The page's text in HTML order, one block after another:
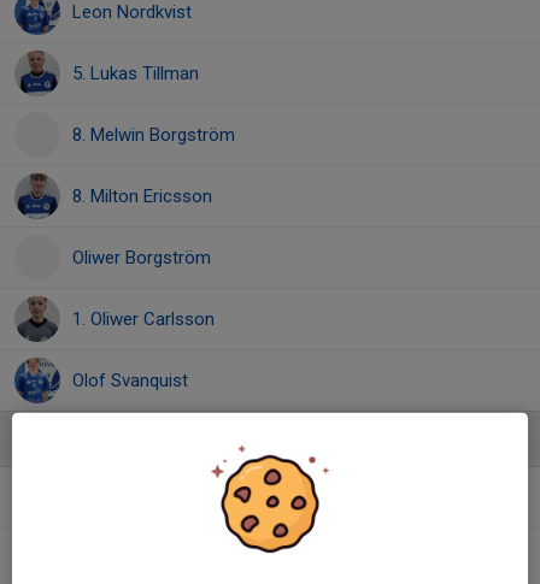
Leon Nordkvist
5. Lukas Tillman
8. Melwin Borgström
8. Milton Ericsson
Oliwer Borgström
1. Oliwer Carlsson
Olof Svanquist
Tränare
Tränare